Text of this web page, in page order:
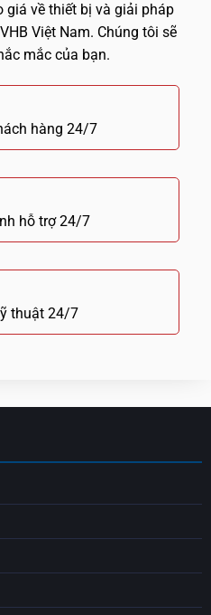
giá về thiết bị và giải pháp
Việt Nam. Chúng tôi sẽ
mắc của bạn.
hàng 24/7
hỗ trợ 24/7
thuật 24/7